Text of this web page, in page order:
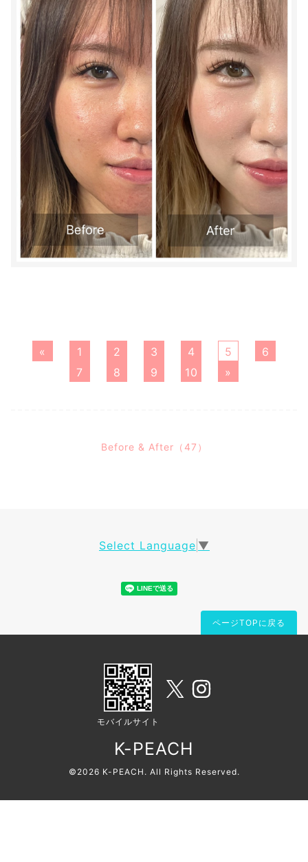
« 1 2 3 4 5
6
7
8 9 10 »
Before & After（47）
Select Language ▼
ページTOPに戻る
モバイルサイト
K-PEACH
©2026 K-PEACH . All Rights Reserved.